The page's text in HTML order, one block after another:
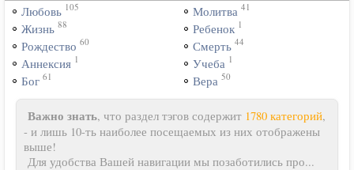
Любовь 105
Жизнь 88
Рождество 60
Аннексия 1
Бог 61
Молитва 41
Ребенок 1
Смерть 44
Учеба 1
Вера 50
Важно знать, что раздел тэгов содержит 1780 категорий,
- и лишь 10-ть наиболее посещаемых из них отображены
выше!
Для удобства Вашей навигации мы позаботились про...